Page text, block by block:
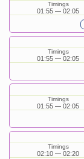
Timings
01:55 02:05
Timings
01:55 02:05
Timings
01:55 02:05
Timings
02:10 02:20